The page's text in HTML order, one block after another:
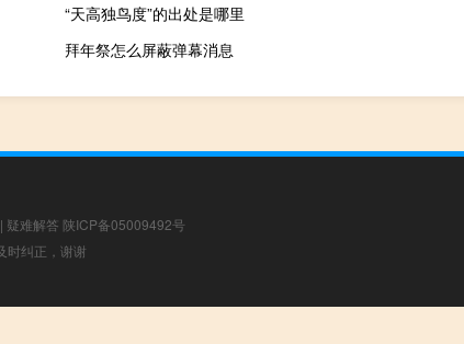
“天高独鸟度”的出处是哪里
拜年祭怎么屏蔽弹幕消息
| 疑难解答 陕ICP备05009492号
时纠正，谢谢